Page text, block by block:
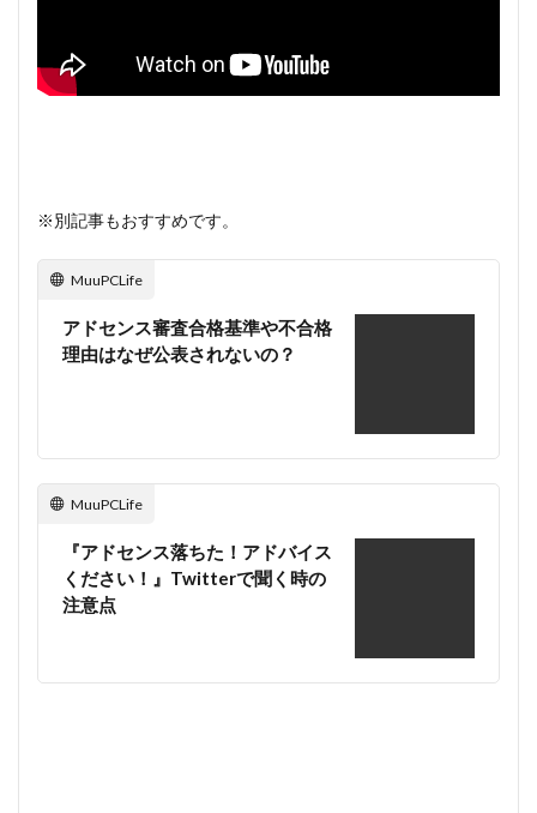
※別記事もおすすめです。
MuuPCLife
アドセンス審査合格基準や不合格
理由はなぜ公表されないの？
MuuPCLife
『アドセンス落ちた！アドバイス
ください！』Twitterで聞く時の
注意点